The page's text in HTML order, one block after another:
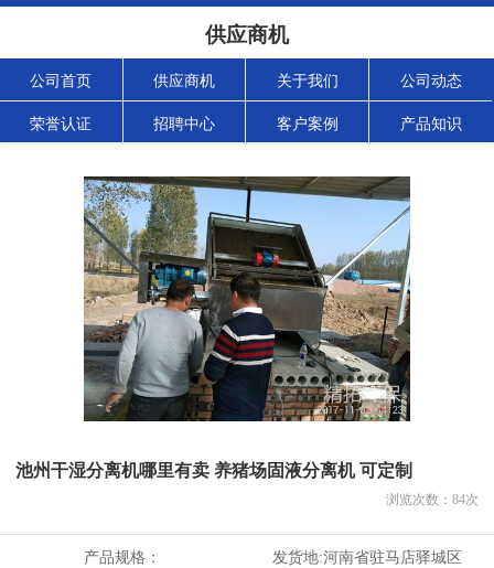
供应商机
公司首页 供应商机 关于我们 公司动态
荣誉认证 招聘中心 客户案例 产品知识
池州干湿分离机哪里有卖 养猪场固液分离机 可定制
浏览次数： 84次
产品规格： 发货地:河南省驻马店驿城区